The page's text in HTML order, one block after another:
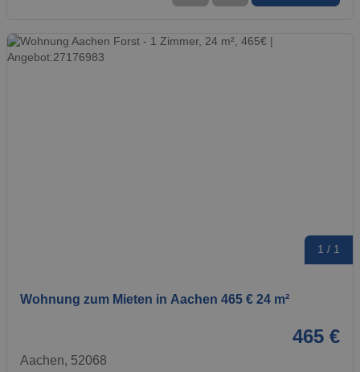
1 / 1
Wohnung zum Mieten in Aachen 465 € 24 m²
465 €
Aachen, 52068